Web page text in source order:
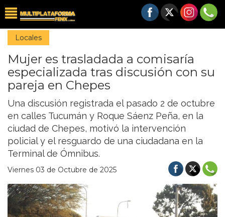
Locales
Mujer es trasladada a comisaría
especializada tras discusión con su
pareja en Chepes
Una discusión registrada el pasado 2 de octubre
en calles Tucumán y Roque Sáenz Peña, en la
ciudad de Chepes, motivó la intervención
policial y el resguardo de una ciudadana en la
Terminal de Ómnibus.
Viernes 03 de Octubre de 2025